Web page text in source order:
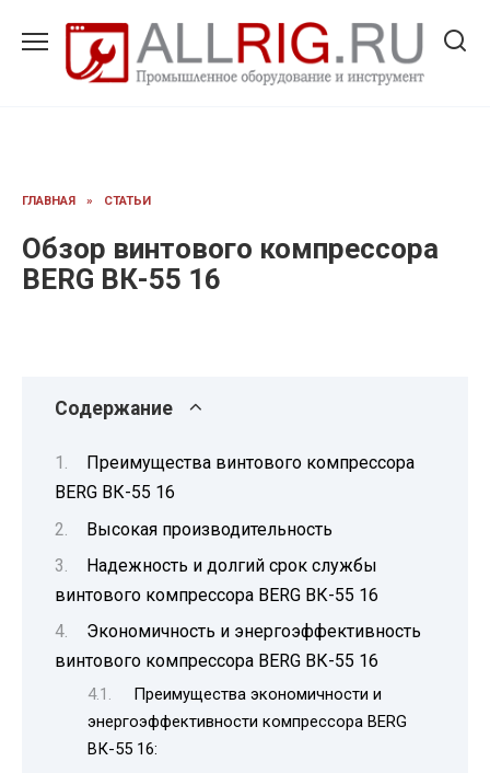
содержанию
ГЛАВНАЯ » СТАТЬИ
Обзор винтового компрессора
BERG ВК-55 16
Содержание
Преимущества винтового компрессора
BERG ВК-55 16
Высокая производительность
Надежность и долгий срок службы
винтового компрессора BERG ВК-55 16
Экономичность и энергоэффективность
винтового компрессора BERG ВК-55 16
Преимущества экономичности и
энергоэффективности компрессора BERG
ВК-55 16: